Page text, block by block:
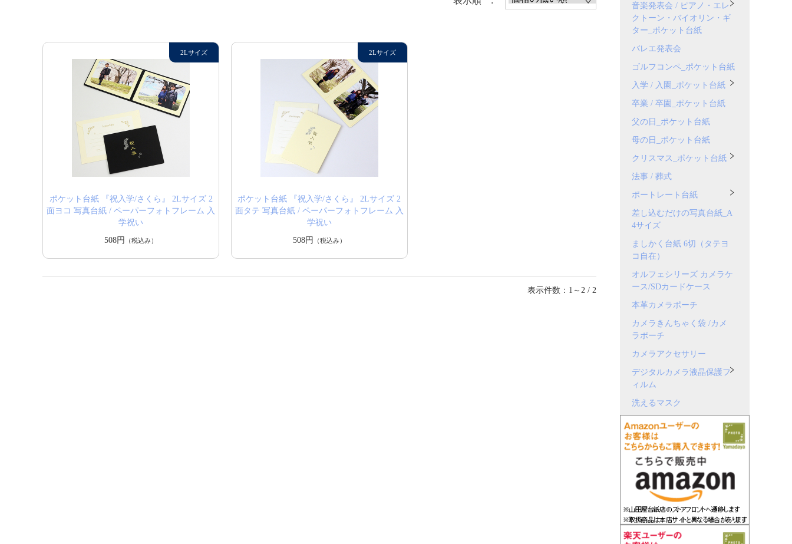
ポケット台紙 『祝入学/さくら』 2Lサイズ 2
面ヨコ 写真台紙 / ペーパーフォトフレーム 入
学祝い
508円
（税込み）
ポケット台紙 『祝入学/さくら』 2Lサイズ 2
面タテ 写真台紙 / ペーパーフォトフレーム 入
学祝い
508円
（税込み）
表示件数：1～2 / 2
音楽発表会 / ピアノ・エレ
クトーン・バイオリン・ギ
ター_ポケット台紙
バレエ発表会
ゴルフコンペ_ポケット台紙
入学 / 入園_ポケット台紙
卒業 / 卒園_ポケット台紙
父の日_ポケット台紙
母の日_ポケット台紙
クリスマス_ポケット台紙
法事 / 葬式
ポートレート台紙
差し込むだけの写真台紙_A
4サイズ
ましかく台紙 6切（タテヨ
コ自在）
オルフェシリーズ カメラケ
ース/SDカードケース
本革カメラポーチ
カメラきんちゃく袋 /カメ
ラポーチ
カメラアクセサリー
デジタルカメラ液晶保護フ
ィルム
洗えるマスク